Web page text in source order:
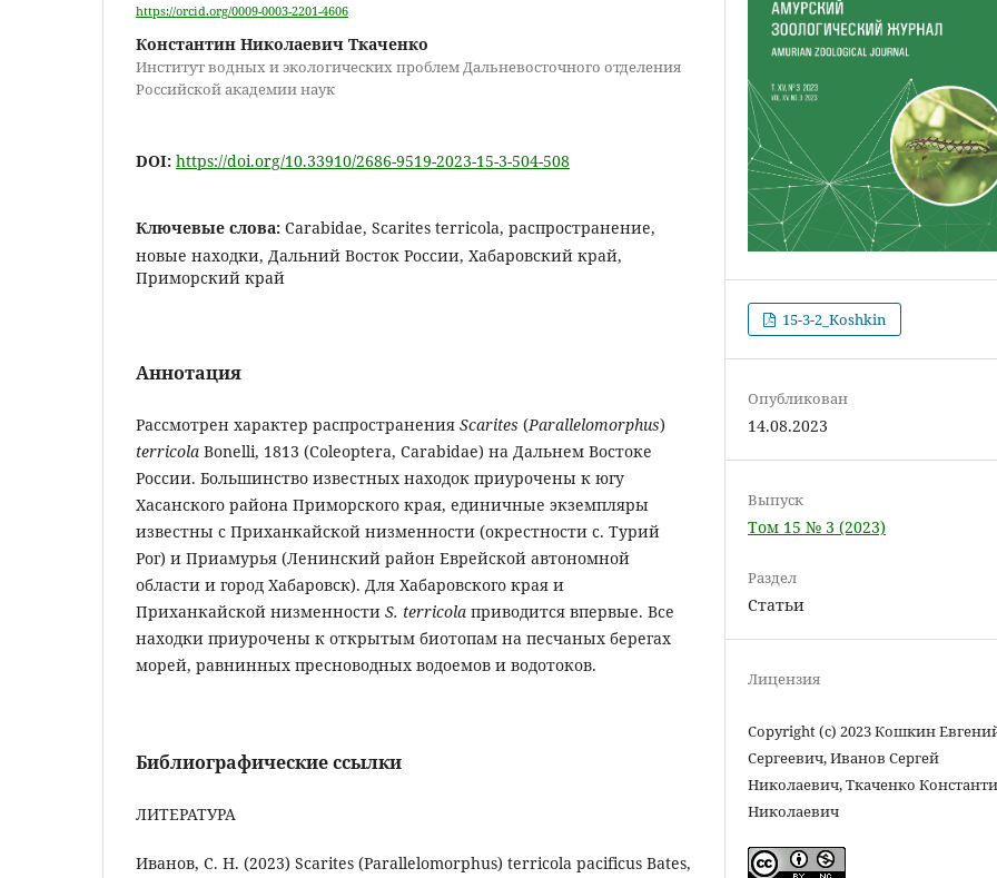
https://orcid.org/0009-0003-2201-4606
Константин Николаевич Ткаченко
Институт водных и экологических проблем Дальневосточного отделения
Российской академии наук
DOI: https://doi.org/10.33910/2686-9519-2023-15-3-504-508
Ключевые слова: Carabidae, Scarites terricola, распространение,
новые находки, Дальний Восток России, Хабаровский край,
Приморский край
Аннотация
Рассмотрен характер распространения Scarites (Parallelomorphus)
terricola Bonelli, 1813 (Coleoptera, Carabidae) на Дальнем Востоке
России. Большинство известных находок приурочены к югу
Хасанского района Приморского края, единичные экземпляры
известны с Приханкайской низменности (окрестности с. Турий
Рог) и Приамурья (Ленинский район Еврейской автономной
области и город Хабаровск). Для Хабаровского края и
Приханкайской низменности S. terricola приводится впервые. Все
находки приурочены к открытым биотопам на песчаных берегах
морей, равнинных пресноводных водоемов и водотоков.
Библиографические ссылки
ЛИТЕРАТУРА
Иванов, С. Н. (2023) Scarites (Parallelomorphus) terricola pacificus Bates,
15-3-2_Koshkin
Опубликован
14.08.2023
Выпуск
Том 15 № 3 (2023)
Раздел
Статьи
Лицензия
Copyright (c) 2023 Кошкин
Сергеевич, Иванов Сергей
Николаевич, Ткаченко
Николаевич